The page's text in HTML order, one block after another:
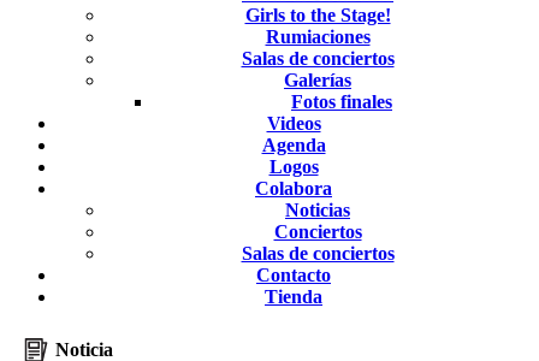
Girls to the Stage!
Rumiaciones
Salas de conciertos
Galerías
Fotos finales
Videos
Agenda
Logos
Colabora
Noticias
Conciertos
Salas de conciertos
Contacto
Tienda
Noticia